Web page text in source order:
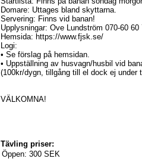
Domare: Uttages bland skyttarna.
Servering: Finns vid banan!
Upplysningar: Ove Lundström 070-60 60
Hemsida: https://www.fjsk.se/
Logi:
• Se förslag på hemsidan.
• Uppställning av husvagn/husbil vid
(100kr/dygn, tillgång till el dock ej under
VÄLKOMNA!
Tävling priser:
Öppen: 300 SEK